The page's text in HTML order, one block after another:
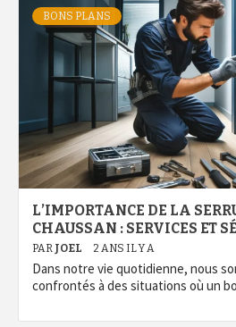
BONS PLANS
L’IMPORTANCE DE LA
CHAUSSAN : SERVICES ET
PAR JOEL 2 ANS IL Y A
Dans notre vie quotidienne, nous
confrontés à des situations où un